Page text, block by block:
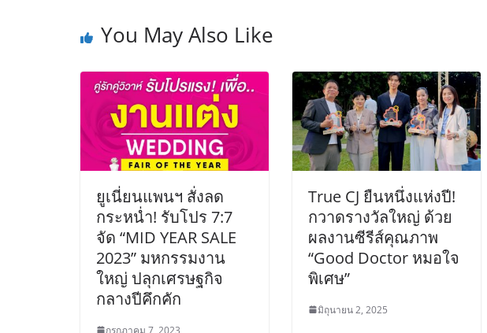
You May Also Like
ยูเนี่ยนแพนฯ สั่งลด
กระหน่ำ! รับโปร 7:7
จัด “MID YEAR SALE
2023” มหกรรมงาน
ใหญ่ ปลุกเศรษฐกิจ
กลางปีคึกคัก
กรกฎาคม 7, 2023
True CJ ยืนหนึ่งแห่งปี!
กวาดรางวัลใหญ่ ด้วย
ผลงานซีรีส์คุณภาพ
“Good Doctor หมอใจ
พิเศษ”
มิถุนายน 2, 2025